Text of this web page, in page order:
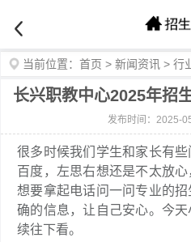
当前位置： 首页 > 新闻资讯 > 行
长兴职教中心2025年招
发布时间：2025-
很多时候我们学生和家长有
百度，左思右想还是不太放
想要拿起电话问一问专业的
确的信息，让自己安心。今
续往下看。